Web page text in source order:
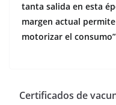
tanta salida en esta
margen actual
motorizar el consumo”
Certificados de